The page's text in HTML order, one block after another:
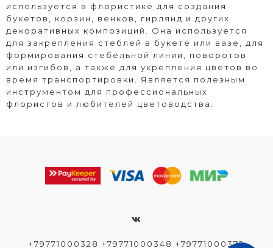
используется в флористике для создания
букетов, корзин, венков, гирлянд и других
декоративных композиций. Она используется
для закрепления стеблей в букете или вазе, для
формирования стебельной линии, поворотов
или изгибов, а также для укрепления цветов во
время транспортировки. Является полезным
инструментом для профессиональных
флористов и любителей цветоводства.
+79771000328 +79771000348 +79771000372